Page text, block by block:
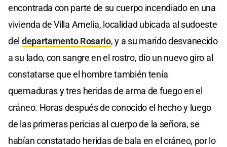
encontrada con parte de su cuerpo incendiado en una
vivienda de Villa Amelia, localidad ubicada al sudoeste
del departamento Rosario, y a su marido desvanecido
a su lado, con sangre en el rostro, dio un nuevo giro al
constatarse que el hombre también tenía
quemaduras y tres heridas de arma de fuego en el
cráneo. Horas después de conocido el hecho y luego
de las primeras pericias al cuerpo de la señora, se
habían constatado heridas de bala en el cráneo, por lo